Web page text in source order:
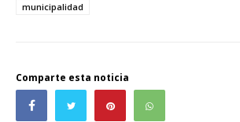
municipalidad
Comparte esta noticia